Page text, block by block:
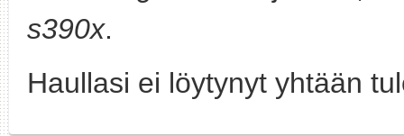
s390x.
Haullasi ei löytynyt yhtään